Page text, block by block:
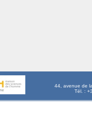
44, avenue de
Tél. :